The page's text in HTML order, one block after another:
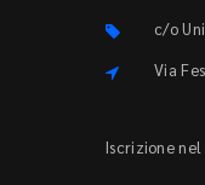
c/o
Via
Iscrizione